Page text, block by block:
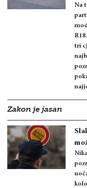
Na
tri
Zakon je jasan